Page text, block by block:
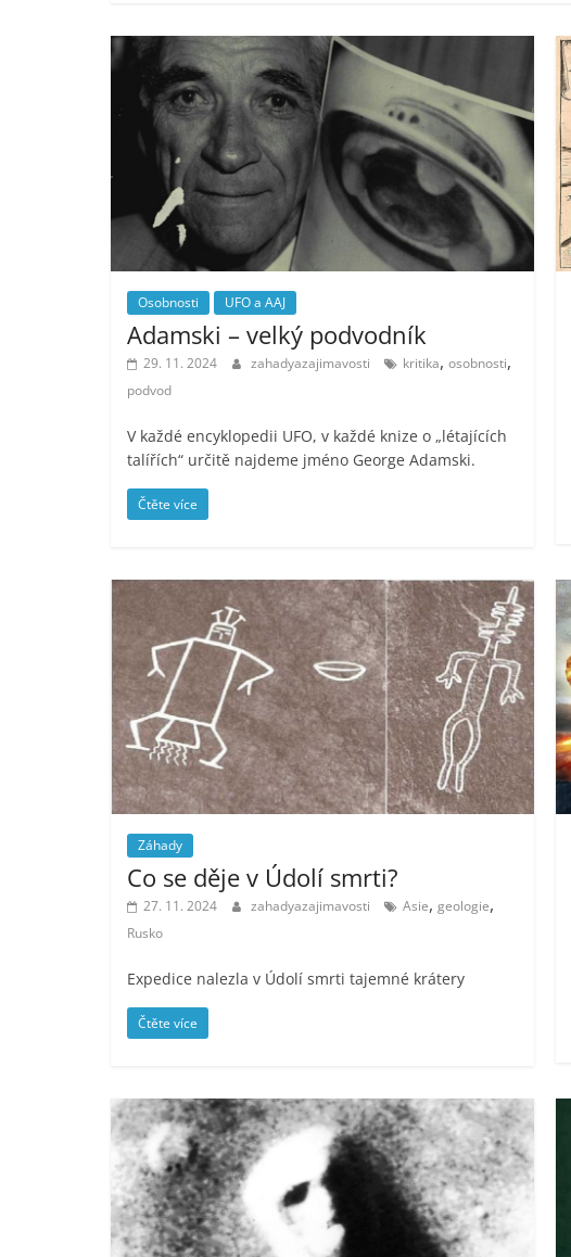
Osobnosti UFO a AAJ
Adamski – velký podvodník
29. 11. 2024 zahadyazajimavosti kritika, osobnosti,
podvod
V každé encyklopedii UFO, v každé knize o „létajících
talířích“ určitě najdeme jméno George Adamski.
Čtěte více
Záhady
Co se děje v Údolí smrti?
27. 11. 2024 zahadyazajimavosti Asie, geologie,
Rusko
Expedice nalezla v Údolí smrti tajemné krátery
Čtěte více